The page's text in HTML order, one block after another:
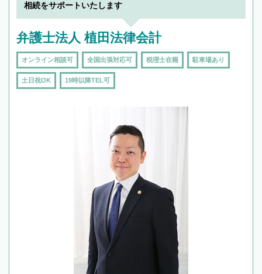
相続をサポートいたします
弁護士法人 植田法律会計
オンライン相談可 全国出張対応可 税理士在籍 駐車場あり
土日祝OK 19時以降TEL可